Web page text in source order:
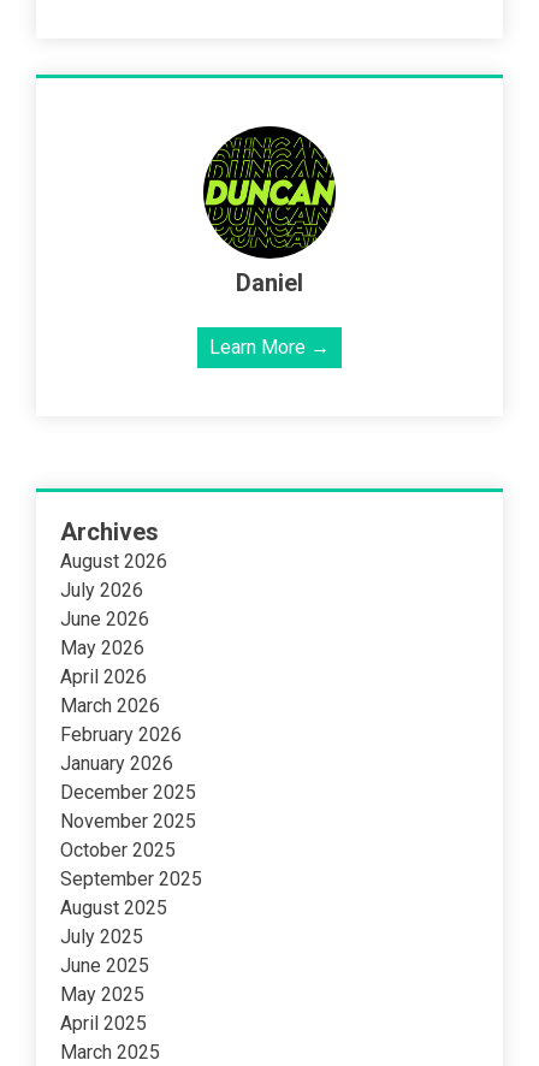
Daniel
Learn More →
Archives
August 2026
July 2026
June 2026
May 2026
April 2026
March 2026
February 2026
January 2026
December 2025
November 2025
October 2025
September 2025
August 2025
July 2025
June 2025
May 2025
April 2025
March 2025